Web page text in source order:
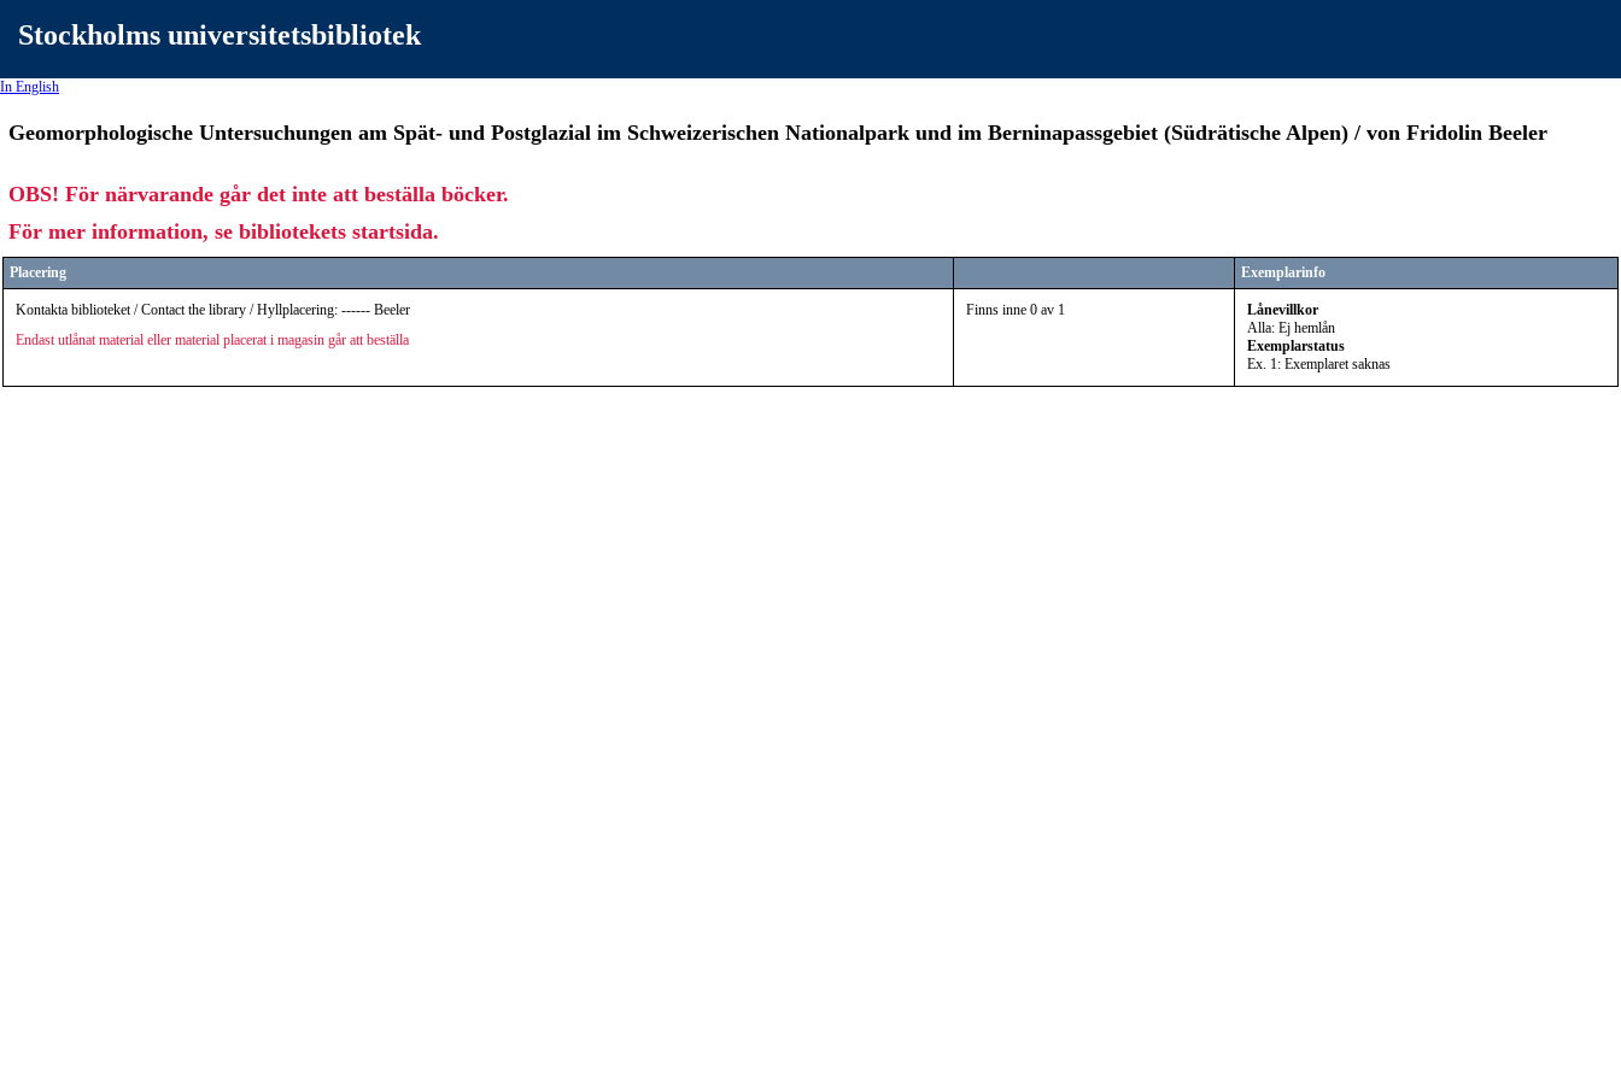
Stockholms universitetsbibliotek
In English
Geomorphologische Untersuchungen am Spät- und Postglazial im Schweizerischen Nationalpark und im Berninapassgebiet (Südrätische Alpen) / von Fridolin Beeler
OBS! För närvarande går det inte att beställa böcker.
För mer information, se bibliotekets startsida.
Placering Exemplarinfo
Kontakta biblioteket / Contact the library / Hyllplacering: ------ Beeler
Endast utlånat material eller material placerat i magasin går att beställa
Finns inne 0 av 1
Lånevillkor
Alla: Ej hemlån
Exemplarstatus
Ex. 1: Exemplaret saknas